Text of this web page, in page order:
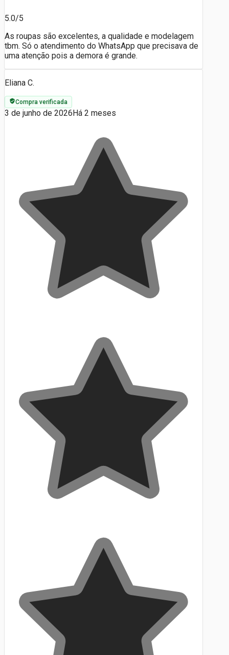
5.0/5
As roupas são excelentes, a qualidade e modelagem
tbm. Só o atendimento do WhatsApp que precisava de
uma atenção pois a demora é grande.
Eliana C.
Compra verificada
3 de junho de 2026Há 2 meses